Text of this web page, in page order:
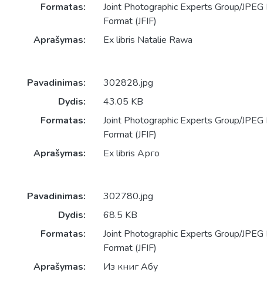
Formatas:
Joint Photographic Experts Group/JPEG
Format (JFIF)
Aprašymas:
Ex libris Natalie Rawa
Pavadinimas:
302828.jpg
Dydis:
43.05 KB
Formatas:
Joint Photographic Experts Group/JPEG
Format (JFIF)
Aprašymas:
Ex libris Арго
Pavadinimas:
302780.jpg
Dydis:
68.5 KB
Formatas:
Joint Photographic Experts Group/JPEG
Format (JFIF)
Aprašymas:
Из книг Абу